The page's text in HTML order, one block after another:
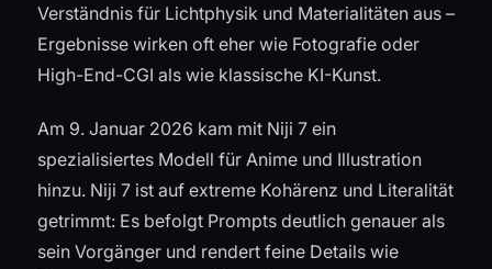
Verständnis für Lichtphysik und Materialitäten aus –
Ergebnisse wirken oft eher wie Fotografie oder
High-End-CGI als wie klassische KI-Kunst.
Am 9. Januar 2026 kam mit Niji 7 ein
spezialisiertes Modell für Anime und Illustration
hinzu. Niji 7 ist auf extreme Kohärenz und Literalität
getrimmt: Es befolgt Prompts deutlich genauer als
sein Vorgänger und rendert feine Details wie